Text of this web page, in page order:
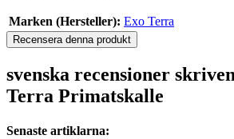
Marken (Hersteller): Exo Terra
Recensera denna produkt
svenska recensioner
Terra Primatskalle
Senaste artiklarna: